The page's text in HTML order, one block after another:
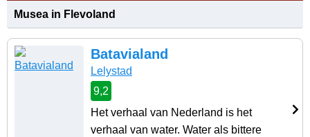
Musea in Flevoland
Batavialand
Lelystad
9,2
Het verhaal van Nederland is het
verhaal van water. Water als bittere